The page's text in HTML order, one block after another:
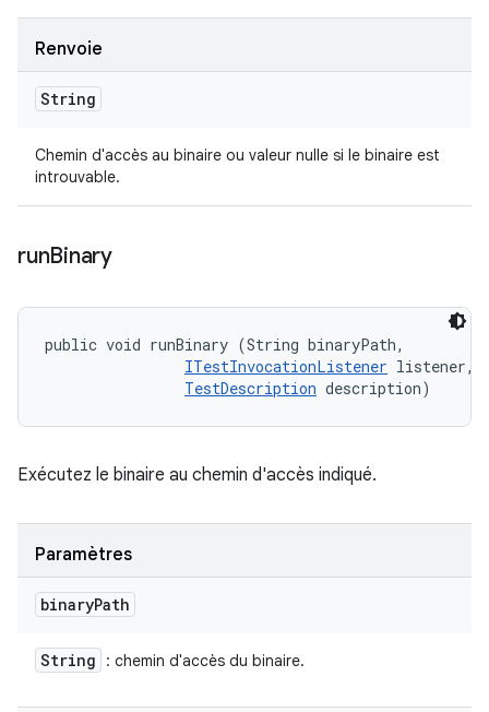
Renvoie
String
Chemin d'accès au binaire ou valeur nulle si le binaire est
introuvable.
runBinary
public void runBinary (String binaryPath,
ITestInvocationListener listener,
TestDescription description)
Exécutez le binaire au chemin d'accès indiqué.
Paramètres
binaryPath
String : chemin d'accès du binaire.